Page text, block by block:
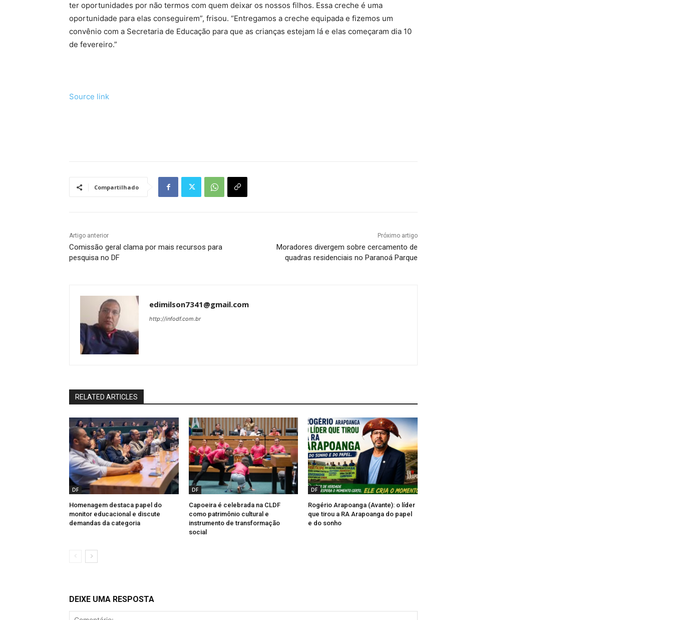
ter oportunidades por não termos com quem deixar os nossos filhos. Essa creche é uma
oportunidade para elas conseguirem”, frisou. “Entregamos a creche equipada e fizemos um
convênio com a Secretaria de Educação para que as crianças estejam lá e elas começaram dia 10
de fevereiro.”
Source link
Compartilhado
Artigo anterior
Comissão geral clama por mais recursos para
pesquisa no DF
Próximo artigo
Moradores divergem sobre cercamento de
quadras residenciais no Paranoá Parque
edimilson7341@gmail.com
http://infodf.com.br
RELATED ARTICLES
DF
Homenagem destaca papel do
monitor educacional e discute
demandas da categoria
DF
Capoeira é celebrada na CLDF
como patrimônio cultural e
instrumento de transformação
social
DF
Rogério Arapoanga (Avante): o líder
que tirou a RA Arapoanga do papel
e do sonho
DEIXE UMA RESPOSTA